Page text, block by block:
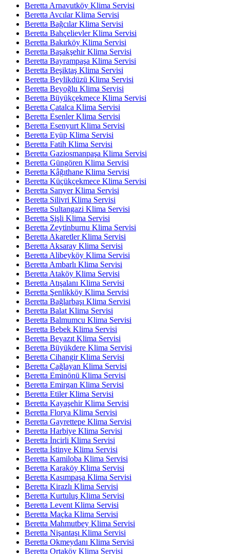
Beretta Arnavutköy Klima Servisi
Beretta Avcılar Klima Servisi
Beretta Bağcılar Klima Servisi
Beretta Bahçelievler Klima Servisi
Beretta Bakırköy Klima Servisi
Beretta Başakşehir Klima Servisi
Beretta Bayrampaşa Klima Servisi
Beretta Beşiktaş Klima Servisi
Beretta Beylikdüzü Klima Servisi
Beretta Beyoğlu Klima Servisi
Beretta Büyükçekmece Klima Servisi
Beretta Çatalca Klima Servisi
Beretta Esenler Klima Servisi
Beretta Esenyurt Klima Servisi
Beretta Eyüp Klima Servisi
Beretta Fatih Klima Servisi
Beretta Gaziosmanpaşa Klima Servisi
Beretta Güngören Klima Servisi
Beretta Kâğıthane Klima Servisi
Beretta Küçükçekmece Klima Servisi
Beretta Sarıyer Klima Servisi
Beretta Silivri Klima Servisi
Beretta Sultangazi Klima Servisi
Beretta Şişli Klima Servisi
Beretta Zeytinburnu Klima Servisi
Beretta Akaretler Klima Servisi
Beretta Aksaray Klima Servisi
Beretta Alibeyköy Klima Servisi
Beretta Ambarlı Klima Servisi
Beretta Ataköy Klima Servisi
Beretta Atışalanı Klima Servisi
Beretta Şenlikköy Klima Servisi
Beretta Bağlarbaşı Klima Servisi
Beretta Balat Klima Servisi
Beretta Balmumcu Klima Servisi
Beretta Bebek Klima Servisi
Beretta Beyazıt Klima Servisi
Beretta Büyükdere Klima Servisi
Beretta Cihangir Klima Servisi
Beretta Çağlayan Klima Servisi
Beretta Eminönü Klima Servisi
Beretta Emirgan Klima Servisi
Beretta Etiler Klima Servisi
Beretta Kayaşehir Klima Servisi
Beretta Florya Klima Servisi
Beretta Gayrettepe Klima Servisi
Beretta Harbiye Klima Servisi
Beretta İncirli Klima Servisi
Beretta İstinye Klima Servisi
Beretta Kamiloba Klima Servisi
Beretta Karaköy Klima Servisi
Beretta Kasımpaşa Klima Servisi
Beretta Kirazlı Klima Servisi
Beretta Kurtuluş Klima Servisi
Beretta Levent Klima Servisi
Beretta Maçka Klima Servisi
Beretta Mahmutbey Klima Servisi
Beretta Nişantaşı Klima Servisi
Beretta Okmeydanı Klima Servisi
Beretta Ortaköy Klima Servisi